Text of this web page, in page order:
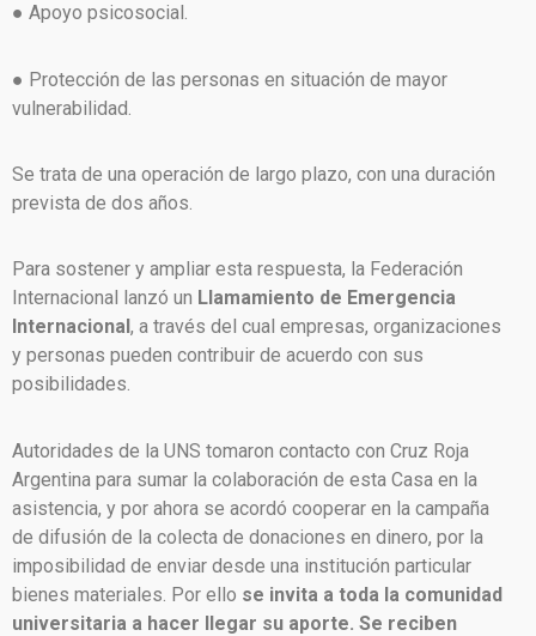
● Apoyo psicosocial.
● Protección de las personas en situación de mayor
vulnerabilidad.
Se trata de una operación de largo plazo, con una duración
prevista de dos años.
Para sostener y ampliar esta respuesta, la Federación
Internacional lanzó un Llamamiento de Emergencia
Internacional , a través del cual empresas, organizaciones
y personas pueden contribuir de acuerdo con sus
posibilidades.
Autoridades de la UNS tomaron contacto con Cruz Roja
Argentina para sumar la colaboración de esta Casa en la
asistencia, y por ahora se acordó cooperar en la campaña
de difusión de la colecta de donaciones en dinero, por la
imposibilidad de enviar desde una institución particular
bienes materiales. Por ello se invita a toda la comunidad
universitaria a hacer llegar su aporte. Se reciben